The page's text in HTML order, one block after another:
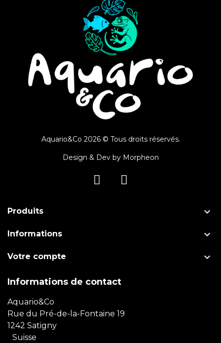
Aquario&Co 2026 © Tous droits réservés.
Design & Dev by Morpheon
Produits 
Informations 
Votre compte 
Informations de contact
Aquario&Co
Rue du Pré-de-la-Fontaine 19
1242 Satigny
Suisse